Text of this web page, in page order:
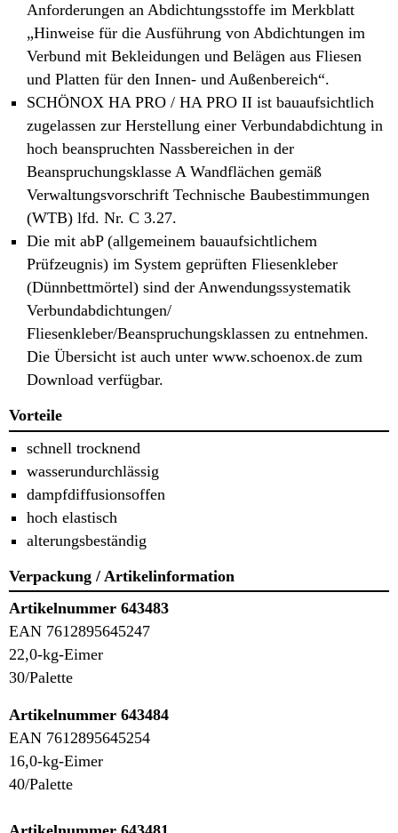
Anforderungen an Abdichtungsstoffe im Merkblatt
„Hinweise für die Ausführung von Abdichtungen im
Verbund mit Bekleidungen und Belägen aus Fliesen
und Platten für den Innen- und Außenbereich“.
SCHÖNOX HA PRO / HA PRO II ist bauaufsichtlich
zugelassen zur Herstellung einer Verbundabdichtung in
hoch beanspruchten Nassbereichen in der
Beanspruchungsklasse A Wandflächen gemäß
Verwaltungsvorschrift Technische Baubestimmungen
(WTB) lfd. Nr. C 3.27.
Die mit abP (allgemeinem bauaufsichtlichem
Prüfzeugnis) im System geprüften Fliesenkleber
(Dünnbettmörtel) sind der Anwendungssystematik
Verbundabdichtungen/
Fliesenkleber/Beanspruchungsklassen zu entnehmen.
Die Übersicht ist auch unter www.schoenox.de zum
Download verfügbar.
Vorteile
schnell trocknend
wasserundurchlässig
dampfdiffusionsoffen
hoch elastisch
alterungsbeständig
Verpackung / Artikelinformation
Artikelnummer 643483
EAN 7612895645247
22,0-kg-Eimer
30/Palette
Artikelnummer 643484
EAN 7612895645254
16,0-kg-Eimer
40/Palette